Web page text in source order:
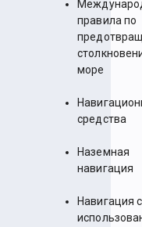
правила по
море
средства
Наземная
навигация
Навигация с